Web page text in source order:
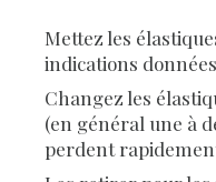
Mettez les
indications données
Changez les
(en général une à
perdent